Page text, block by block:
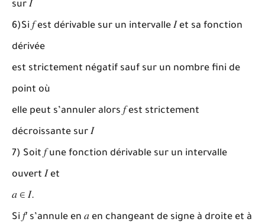
sur 𝐼
6)Si 𝑓est dérivable sur un intervalle 𝐼 et sa fonction
dérivée
est strictement négatif sauf sur un nombre fini de
point où
elle peut s’annuler alors 𝑓est strictement
décroissante sur 𝐼
7) Soit 𝑓 une fonction dérivable sur un intervalle
ouvert 𝐼 et
𝑎 ∈ 𝐼.
Si 𝑓′ s’annule en 𝑎 en changeant de signe à droite et à